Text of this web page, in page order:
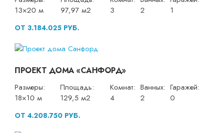
13×20 м
97,97 м2
3
2
1
ОТ 3.184.025 РУБ.
ПРОЕКТ ДОМА «САНФОРД»
Размеры:
18×10 м
Площадь:
129,5 м2
Комнат:
4
Ванных:
2
Гаражей:
0
ОТ 4.208.750 РУБ.